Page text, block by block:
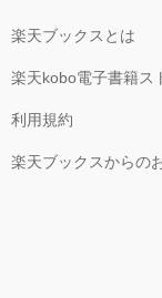
楽天ブックスとは
楽天kobo電子書籍ス
利用規約
楽天ブックスからの